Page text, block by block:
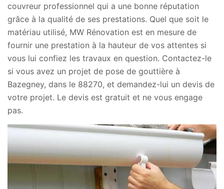
couvreur professionnel qui a une bonne réputation
grâce à la qualité de ses prestations. Quel que soit le
matériau utilisé, MW Rénovation est en mesure de
fournir une prestation à la hauteur de vos attentes si
vous lui confiez les travaux en question. Contactez-le
si vous avez un projet de pose de gouttière à
Bazegney, dans le 88270, et demandez-lui un devis de
votre projet. Le devis est gratuit et ne vous engage
pas.